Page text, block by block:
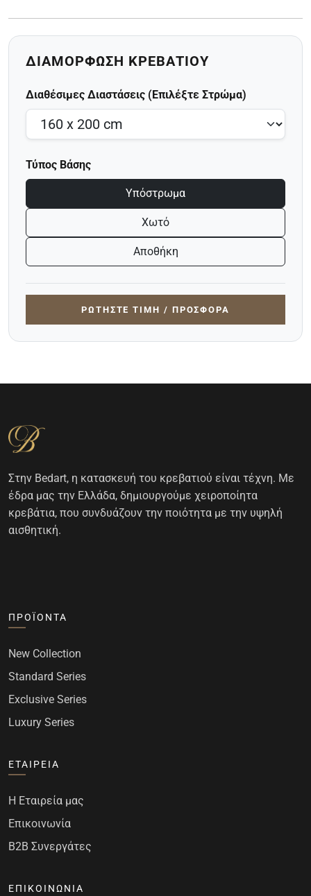
ΔΙΑΜΌΡΦΩΣΗ ΚΡΕΒΑΤΙΟΎ
Διαθέσιμες Διαστάσεις (Επιλέξτε Στρώμα)
Τύπος Βάσης
Υπόστρωμα
Χωτό
Αποθήκη
ΡΩΤΉΣΤΕ ΤΙΜΉ / ΠΡΟΣΦΟΡΆ
Στην Bedart, η κατασκευή του κρεβατιού είναι τέχνη. Με
έδρα μας την Ελλάδα, δημιουργούμε χειροποίητα
κρεβάτια, που συνδυάζουν την ποιότητα με την υψηλή
αισθητική.
ΠΡΟΪΌΝΤΑ
New Collection
Standard Series
Exclusive Series
Luxury Series
ΕΤΑΙΡΕΊΑ
Η Εταιρεία μας
Επικοινωνία
B2B Συνεργάτες
ΕΠΙΚΟΙΝΩΝΊΑ